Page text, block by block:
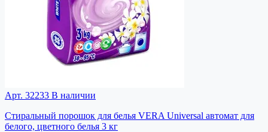
Арт. 32233 В наличии
Стиральный порошок для белья VERA Universal автомат для
белого, цветного белья 3 кг